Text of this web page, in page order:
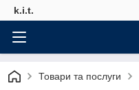
k.i.t.
Товари та послуги